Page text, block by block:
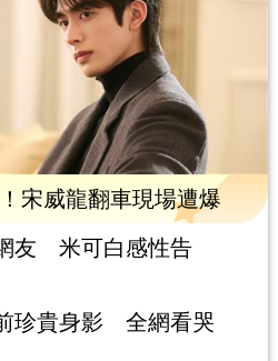
宋威龍翻車現場遭爆
友 米可白感性告
珍貴身影 全網看哭